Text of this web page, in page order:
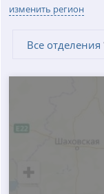
изменить регион
Все отделения